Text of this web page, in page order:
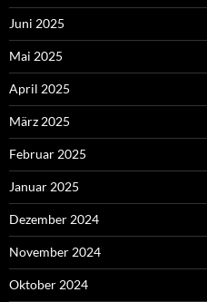
Juni 2025
Mai 2025
April 2025
März 2025
Februar 2025
Januar 2025
Dezember 2024
November 2024
Oktober 2024